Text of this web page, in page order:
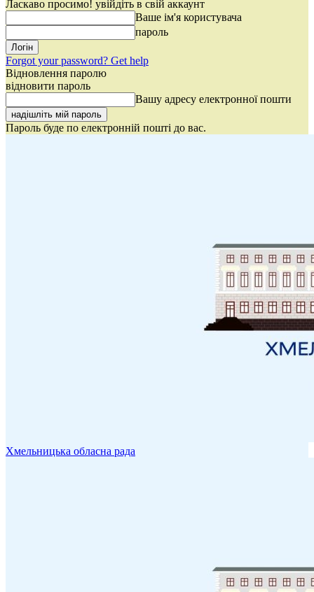
Ласкаво просимо! увійдіть в свій аккаунт
Ваше ім'я користувача
пароль
Forgot your password? Get help
Відновлення паролю
відновити пароль
Вашу адресу електронної пошти
Пароль буде по електронній пошті до вас.
Хмельницька обласна рада